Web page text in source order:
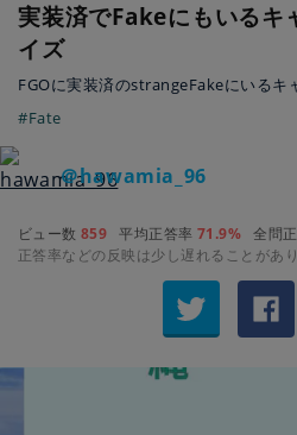
実装済でFakeにもいるキ
イズ
FGOに実装済のstrangeFakeにいるキ
#Fate
＠hawamia_96
ビュー数 859 平均正答率 71.9% 全問
正答率などの反映は少し遅れることがあり